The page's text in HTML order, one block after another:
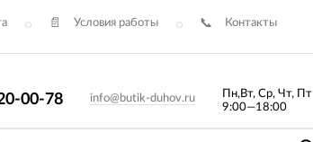
Условия работы Контакты
00-78 info@butik-duhov.ru
Пн,Вт, Ср, Чт, Пт
9:00—18:00